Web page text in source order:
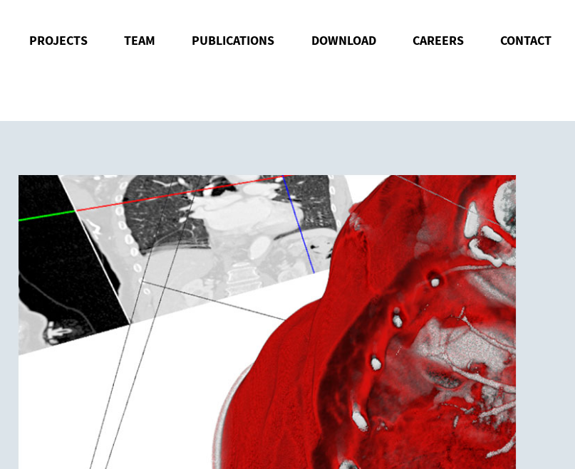
PROJECTS TEAM PUBLICATIONS DOWNLOAD CAREERS CONTACT